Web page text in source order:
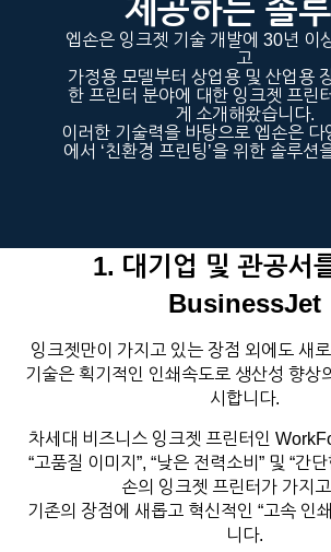
제공하는 솔
엡손은 잉크젯 기술 개발에 30년 이
고
가정용 모델부터 상업용 및 산업용
한 프린터 분야에 대한 잉크젯 프린
게 소개해왔습니다.
이러한 기술력을 바탕으로 엡손은 다
에서 ‘친환경 프린팅’을 위한 솔루션
1. 대기업 및 관공서
BusinessJet
잉크젯만이 가지고 있는 장점 외에도 새
기술은 획기적인 인쇄속도로 생산성 향상
시합니다.
차세대 비즈니스 잉크젯 프린터인
“고품질 이미지”, “낮은 전력소비” 및 “간
손의 잉크젯 프린터가 가지
기존의 장점에 새롭고 혁신적인 “고속 인
니다.